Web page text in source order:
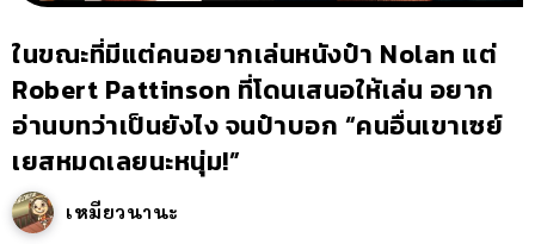
ในขณะที่มีแต่คนอยากเล่นหนังป๋า Nolan แต่
Robert Pattinson ที่โดนเสนอให้เล่น อยาก
อ่านบทว่าเป็นยังไง จนป๋าบอก “คนอื่นเขาเซย์
เยสหมดเลยนะหนุ่ม!”
เหมียวนานะ